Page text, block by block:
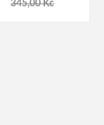
345,00 Kč